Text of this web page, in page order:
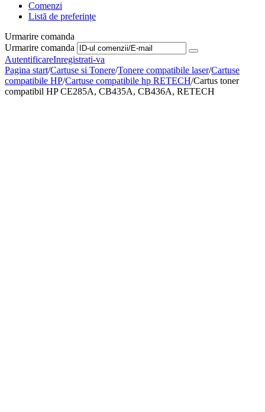
Comenzi
Listă de preferințe
Urmarire comanda
Urmarire comanda
AutentificareInregistrati-va
Pagina start/Cartuse si Tonere/Tonere compatibile laser/Cartuse
compatibile HP/Cartuse compatibile hp RETECH/Cartus toner
compatibil HP CE285A, CB435A, CB436A, RETECH